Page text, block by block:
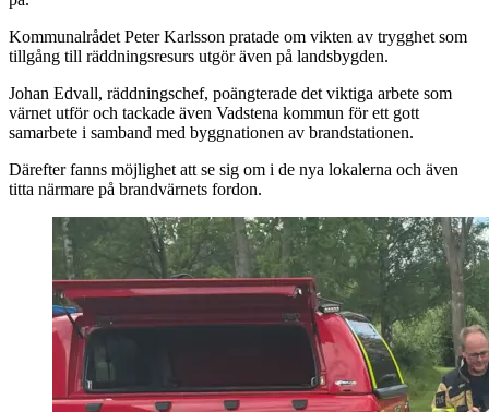
Kommunalrådet Peter Karlsson pratade om vikten av trygghet som
tillgång till räddningsresurs utgör även på landsbygden.
Johan Edvall, räddningschef, poängterade det viktiga arbete som
värnet utför och tackade även Vadstena kommun för ett gott
samarbete i samband med byggnationen av brandstationen.
Därefter fanns möjlighet att se sig om i de nya lokalerna och även
titta närmare på brandvärnets fordon.